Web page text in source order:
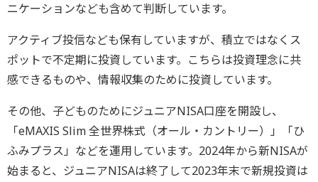
ニケーションなども含めて判断しています。
アクティブ投信なども保有していますが、積立ではなくス
ポットで不定期に投資しています。こちらは投資理念に共
感できるものや、情報収集のために投資しています。
その他、子どものためにジュニアNISA口座を開設し、
「eMAXIS Slim 全世界株式（オール・カントリー）」「ひ
ふみプラス」などを運用しています。2024年から新NISAが
始まると、ジュニアNISAは終了して2023年末で新規投資は